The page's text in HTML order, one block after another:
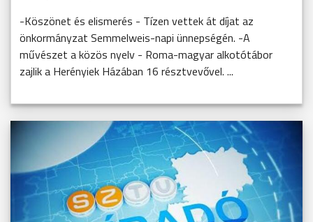
-Köszönet és elismerés - Tízen vettek át díjat az
önkormányzat Semmelweis-napi ünnepségén. -A
művészet a közös nyelv - Roma-magyar alkotótábor
zajlik a Herényiek Házában 16 résztvevővel. ...